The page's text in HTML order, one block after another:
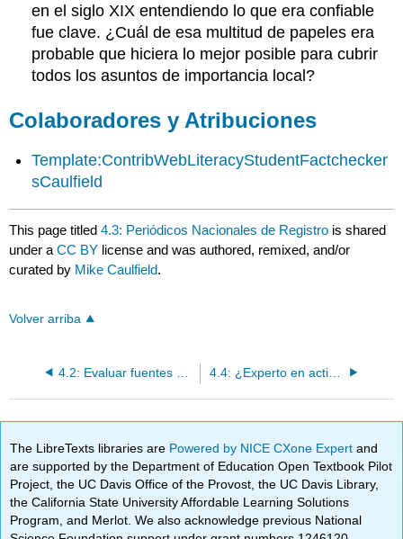
en el siglo XIX entendiendo lo que era confiable
fue clave. ¿Cuál de esa multitud de papeles era
probable que hiciera lo mejor posible para cubrir
todos los asuntos de importancia local?
Colaboradores y Atribuciones
Template:ContribWebLiteracyStudentFactchecker
sCaulfield
This page titled4.3: Periódicos Nacionales de Registro is shared
under aCC BY license and was authored, remixed, and/or
curated by Mike Caulfield.
Volver arriba
4.4: ¿Experto en actividad o manivela?
The LibreTexts libraries are Powered by NICE CXone Expertand
are supported by the Department of Education Open Textbook Pilot
Project, the UC Davis Office of the Provost, the UC Davis Library,
the California State University Affordable Learning Solutions
Program, and Merlot. We also acknowledge previous National